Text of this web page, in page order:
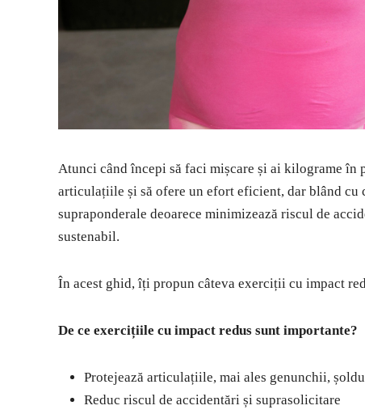
Atunci când începi să faci mișcare și ai kilograme în
articulațiile și să ofere un efort eficient, dar blând
supraponderale deoarece minimizează riscul de
sustenabil.
În acest ghid, îți propun câteva exerciții cu impact
De ce exercițiile cu impact redus sunt importante?
Protejează articulațiile, mai ales genunchii,
Reduc riscul de accidentări și suprasolicitare